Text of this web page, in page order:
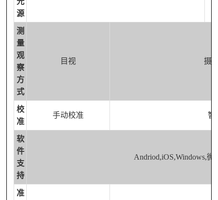
源
测
量
观
察
方
式
目视 摄
校
准
手动校准 智
软
件
支
持
Andriod,iOS,Windows,微
准